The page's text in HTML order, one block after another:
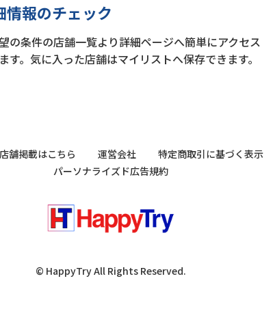
情報のチェック
の条件の店舗一覧より詳細ページへ簡単にアクセス
す。気に入った店舗はマイリストへ保存できます。
店舗掲載はこちら 運営会社 特定商取引に基づく表示
パーソナライズド広告規約
© HappyTry All Rights Reserved.